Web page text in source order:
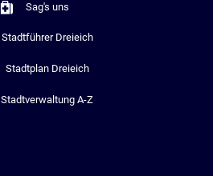
Sag's uns
Stadtführer Dreieich
Stadtplan Dreieich
Stadtverwaltung A-Z